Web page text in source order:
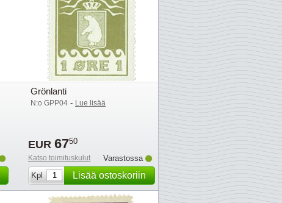
Grönlanti
N:o GPP04 - Lue lisää
EUR 6750
Katso toimituskulut
Varastossa
Kpl
Lisää ostoskoriin